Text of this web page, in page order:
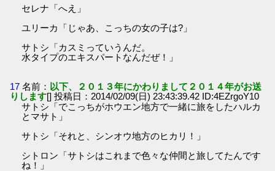
セレナ「へえ」
ユリーカ「じゃあ、こっちの女の子は?」
サトシ「カスミっていうんだ。
水タイプのエキスパートなんだぜ！」
17 名前： 以下、２０１３年にかわりまして２０１４年がお送
りします[] 投稿日：2014/02/09(日) 23:43:39.42 ID:4EZrgoY10
サトシ「でこっちがホウエン地方で一緒に旅をしたハルカ
とマサト」
サトシ「それと、シンオウ地方のヒカリ！」
シトロン「サトシはこれまで色々な仲間と旅してたんです
ね！」